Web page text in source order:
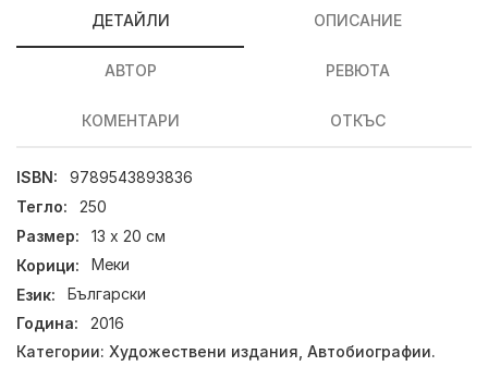
ДЕТАЙЛИ ОПИСАНИЕ
АВТОР РЕВЮТА
КОМЕНТАРИ ОТКЪС
ISBN:
9789543893836
Тегло:
250
Размер:
13 х 20 см
Корици:
Меки
Език:
Български
Година:
2016
Категории: Художествени издания Автобиографии.